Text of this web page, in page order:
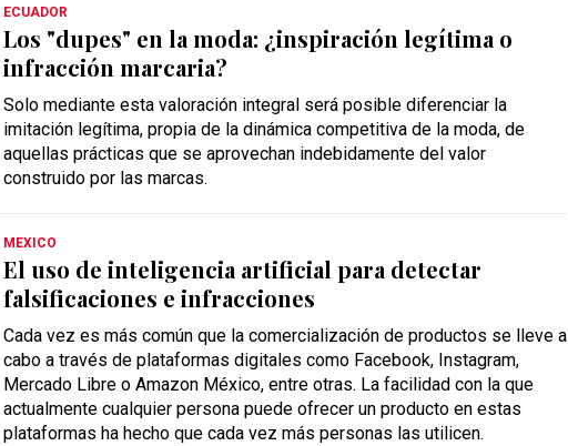
ECUADOR
Los "dupes" en la moda: ¿inspiración legítima o
infracción marcaria?
Solo mediante esta valoración integral será posible diferenciar la
imitación legítima, propia de la dinámica competitiva de la moda, de
aquellas prácticas que se aprovechan indebidamente del valor
construido por las marcas.
MEXICO
El uso de inteligencia artificial para detectar
falsificaciones e infracciones
Cada vez es más común que la comercialización de productos se lleve a
cabo a través de plataformas digitales como Facebook, Instagram,
Mercado Libre o Amazon México, entre otras. La facilidad con la que
actualmente cualquier persona puede ofrecer un producto en estas
plataformas ha hecho que cada vez más personas las utilicen.